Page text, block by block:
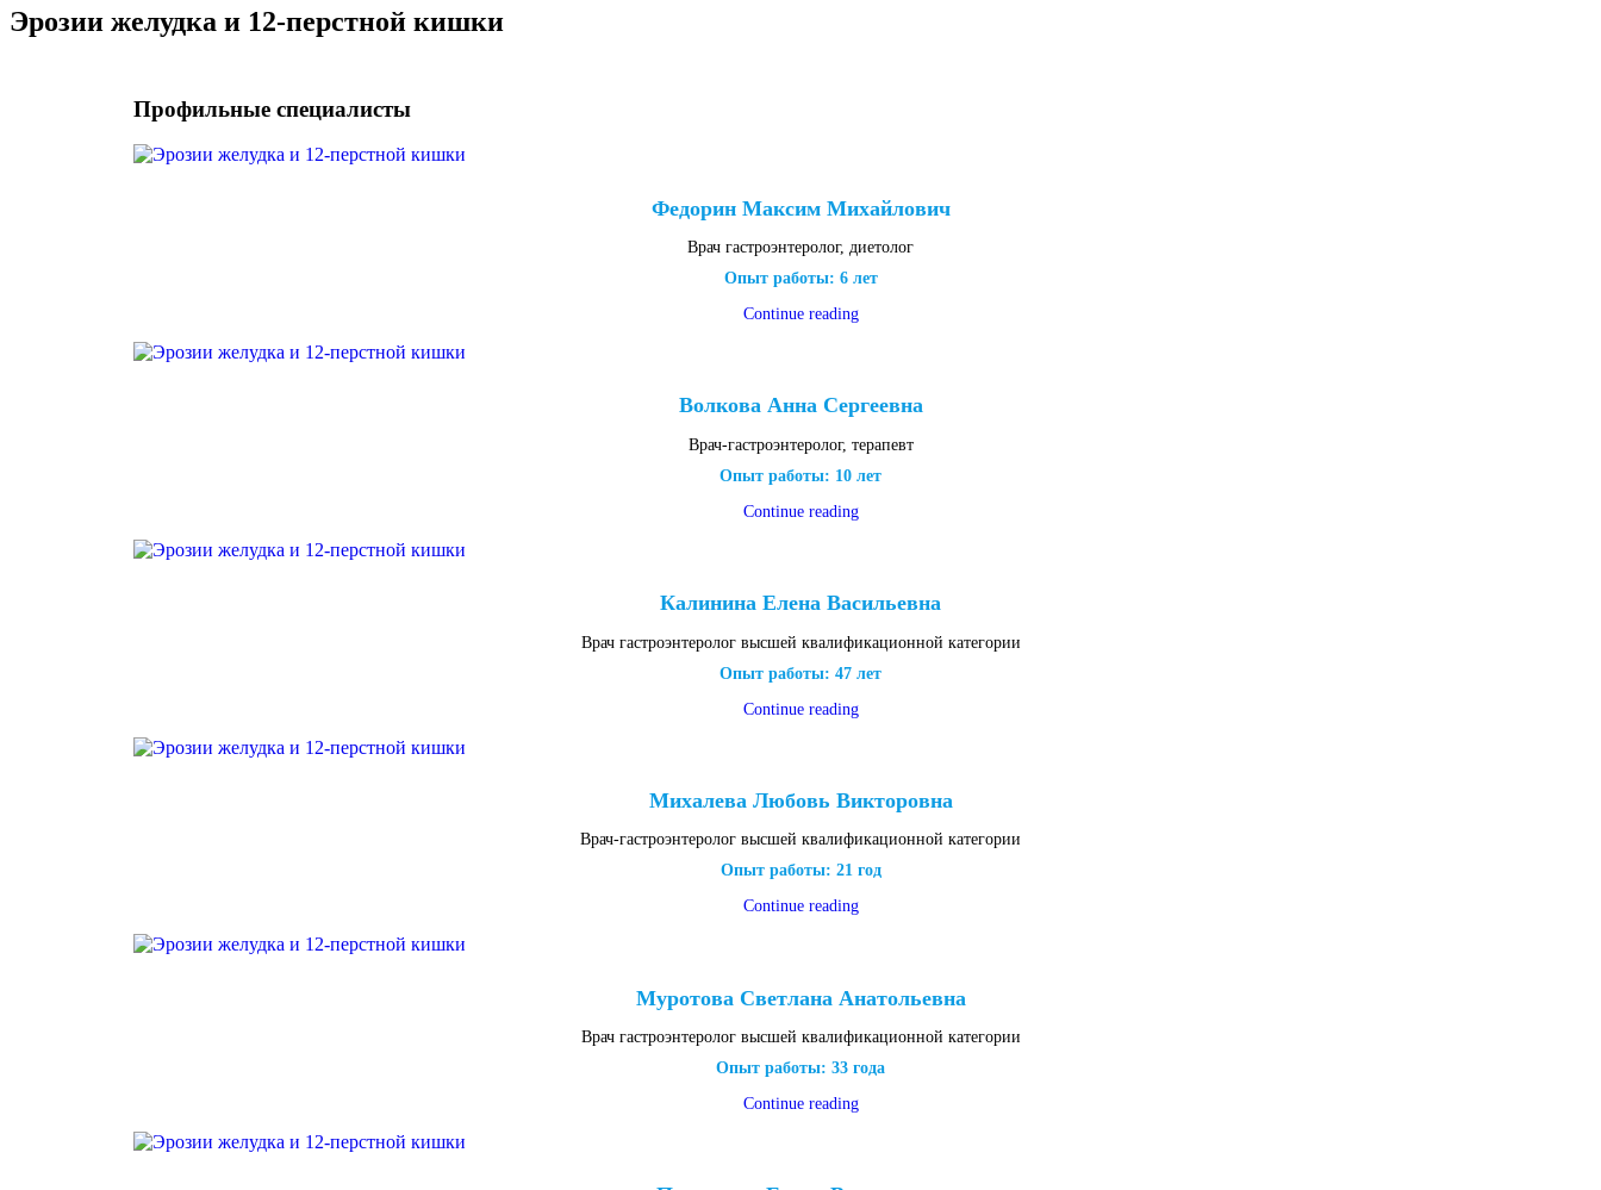
Эрозии желудка и 12-перстной кишки
Профильные специалисты
Федорин Максим Михайлович
Врач гастроэнтеролог, диетолог
Опыт работы: 6 лет
Continue reading
Волкова Анна Сергеевна
Врач-гастроэнтеролог, терапевт
Опыт работы: 10 лет
Continue reading
Калинина Елена Васильевна
Врач гастроэнтеролог высшей квалификационной категории
Опыт работы: 47 лет
Continue reading
Михалева Любовь Викторовна
Врач-гастроэнтеролог высшей квалификационной категории
Опыт работы: 21 год
Continue reading
Муротова Светлана Анатольевна
Врач гастроэнтеролог высшей квалификационной категории
Опыт работы: 33 года
Continue reading